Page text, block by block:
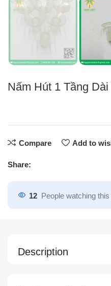
Nấm Hút 1 Tầng
Compare Add to
Share:
12 People watching
Description